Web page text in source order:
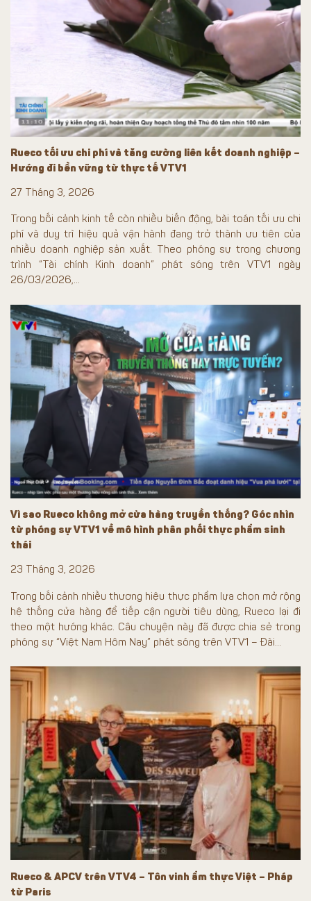
Rueco tối ưu chi phí và tăng cường liên kết doanh nghiệp –
Hướng đi bền vững từ thực tế VTV1
27 Tháng 3, 2026
Trong bối cảnh kinh tế còn nhiều biến động, bài toán tối ưu chi
phí và duy trì hiệu quả vận hành đang trở thành ưu tiên của
nhiều doanh nghiệp sản xuất. Theo phóng sự trong chương
trình “Tài chính Kinh doanh” phát sóng trên VTV1 ngày
26/03/2026,...
Vì sao Rueco không mở cửa hàng truyền thống? Góc nhìn
từ phóng sự VTV1 về mô hình phân phối thực phẩm sinh
thái
23 Tháng 3, 2026
Trong bối cảnh nhiều thương hiệu thực phẩm lựa chọn mở rộng
hệ thống cửa hàng để tiếp cận người tiêu dùng, Rueco lại đi
theo một hướng khác. Câu chuyện này đã được chia sẻ trong
phóng sự “Việt Nam Hôm Nay” phát sóng trên VTV1 – Đài...
Rueco & APCV trên VTV4 – Tôn vinh ẩm thực Việt – Pháp
từ Paris